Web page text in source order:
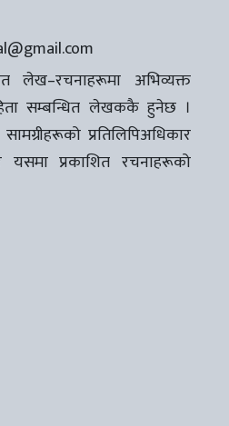
लेख–रचनाहरूमा अभिव्यक्त
सम्बन्धित लेखककै हुनेछ ।
प्रतिलिपिअधिकार
प्रकाशित रचनाहरूको